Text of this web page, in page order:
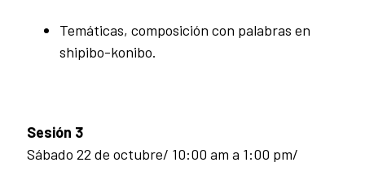
Temáticas, composición con palabras en
shipibo-konibo.
Sesión 3
Sábado 22 de octubre/ 10:00 am a 1:00 pm/